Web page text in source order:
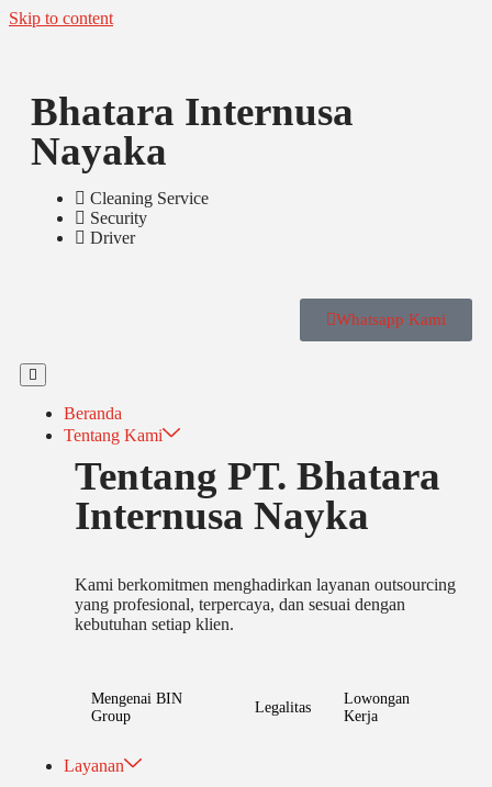
Skip to content
Bhatara Internusa
Nayaka
Cleaning Service
Security
Driver
Whatsapp Kami
Beranda
Tentang Kami
Tentang PT. Bhatara
Internusa Nayka
Kami berkomitmen menghadirkan layanan outsourcing
yang profesional, terpercaya, dan sesuai dengan
kebutuhan setiap klien.
Mengenai BIN
Group
Legalitas
Lowongan
Kerja
Layanan